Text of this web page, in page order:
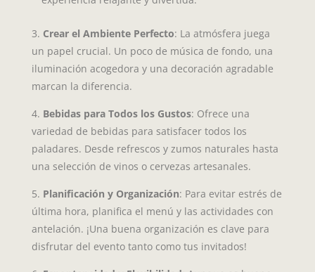
3. Crear el Ambiente Perfecto: La atmósfera juega
un papel crucial. Un poco de música de fondo, una
iluminación acogedora y una decoración agradable
marcan la diferencia.
4. Bebidas para Todos los Gustos: Ofrece una
variedad de bebidas para satisfacer todos los
paladares. Desde refrescos y zumos naturales hasta
una selección de vinos o cervezas artesanales.
5. Planificación y Organización: Para evitar estrés de
última hora, planifica el menú y las actividades con
antelación. ¡Una buena organización es clave para
disfrutar del evento tanto como tus invitados!